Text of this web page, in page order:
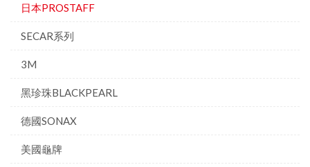
日本PROSTAFF
SECAR系列
3M
黑珍珠BLACKPEARL
德國SONAX
美國龜牌